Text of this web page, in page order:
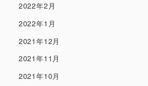
2022年2月
2022年1月
2021年12月
2021年11月
2021年10月